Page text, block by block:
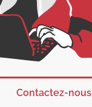
Contactez-nous